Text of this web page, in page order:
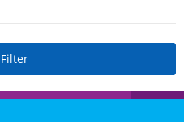
Filter